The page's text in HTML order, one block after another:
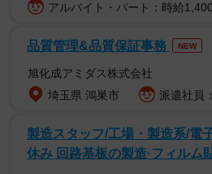
中身を確認した瞬間、まさかの状態にびっ
アルバイト・パート：時給
品質管理&品質保証事務 NEW
旭化成アミダス株式会社
埼玉県 鴻巣市
派遣社員
製造スタッフ/工場・製造系/電
休み 回路基板の製造·フィルム